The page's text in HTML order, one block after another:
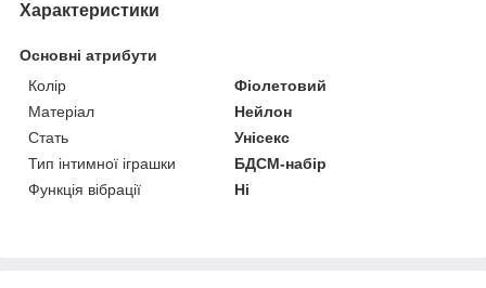
Характеристики
Основні атрибути
Колір
Фіолетовий
Матеріал
Нейлон
Стать
Унісекс
Тип інтимної іграшки
БДСМ-набір
Функція вібрації
Ні